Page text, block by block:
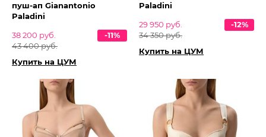
пуш-ап Gianantonio
Paladini
38 200 руб.
43 400 руб.
-11%
Купить на ЦУМ
Paladini
29 950 руб.
34 350 руб.
-12%
Купить на ЦУМ